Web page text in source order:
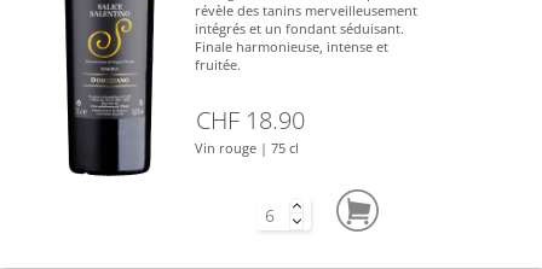
révèle des tanins merveilleusement
intégrés et un fondant séduisant.
Finale harmonieuse, intense et
fruitée.
CHF 18.90
Vin rouge | 75 cl